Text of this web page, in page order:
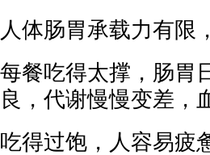
人体肠胃承载力有限
每餐吃得太撑，肠胃
良，代谢慢慢变差，
吃得过饱，人容易疲